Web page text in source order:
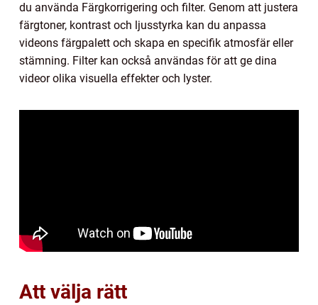
du använda Färgkorrigering och filter. Genom att justera
färgtoner, kontrast och ljusstyrka kan du anpassa
videons färgpalett och skapa en specifik atmosfär eller
stämning. Filter kan också användas för att ge dina
videor olika visuella effekter och lyster.
Att välja rätt